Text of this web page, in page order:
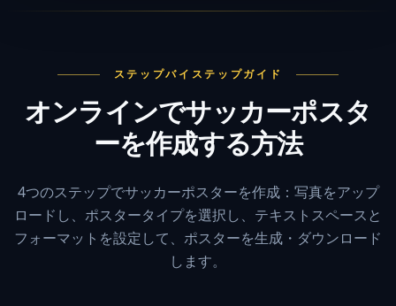
ステップバイステップガイド
オンラインでサッカーポスタ
ーを作成する方法
4つのステップでサッカーポスターを作成：写真をアップ
ロードし、ポスタータイプを選択し、テキストスペースと
フォーマットを設定して、ポスターを生成・ダウンロード
します。